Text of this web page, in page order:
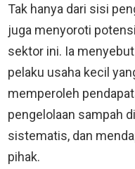
Tak hanya dari sisi
juga menyoroti
sektor ini. Ia
pelaku usaha kecil
memperoleh
pengelolaan sampah
sistematis, dan
pihak.